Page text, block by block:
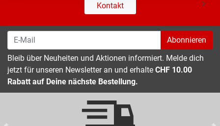
Kontakt
Abonnieren
Bleib über Neuheiten und Aktionen informiert. Melde dich
jetzt für unseren Newsletter an und erhalte CHF 10.00
Rabatt auf Deine nächste Bestellung.